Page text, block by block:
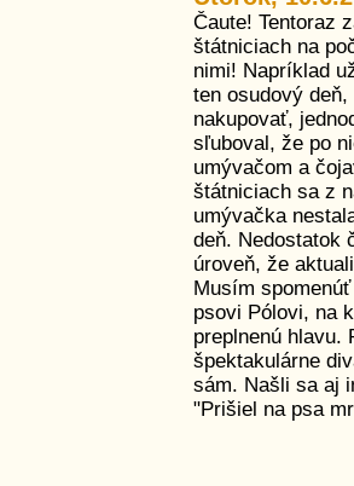
Čaute! Tentoraz
štátniciach na
nimi! Napríklad
ten osudový
nakupovať,
sľuboval, že po
umývačom a
štátniciach sa z
umývačka
deň. Nedostatok
úroveň, že
Musím
psovi Pólovi, na
preplnenú hlavu.
špektakulárne
sám. Našli sa aj
"Prišiel na psa